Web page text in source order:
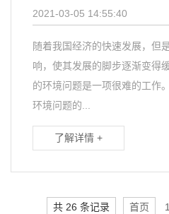
2021-03-05 14:55:40
随着我国经济的快速发展，但
响，使其发展的脚步逐渐变得
的环境问题是一项很难的工作
环境问题的...
了解详情 +
共 26 条记录 首页